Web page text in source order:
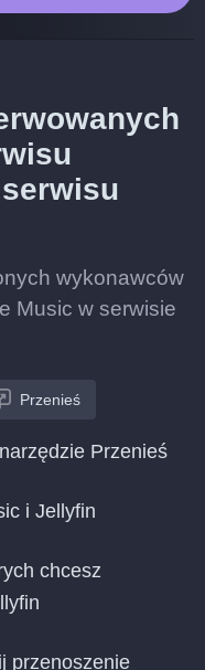
wykonawców
Music w serwisie
Przenieś
Przenieś
i Jellyfin
chcesz
przenoszenie